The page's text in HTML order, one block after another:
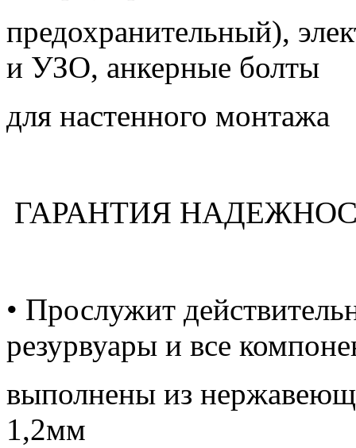
предохранительный),
и УЗО, анкерные болты
для настенного монтажа
ГАРАНТИЯ
• Прослужит
резурвуары и все
выполнены из
1,2мм